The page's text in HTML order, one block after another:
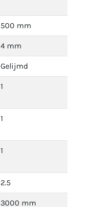
500 mm
4 mm
Gelijmd
1
1
1
2.5
3000 mm